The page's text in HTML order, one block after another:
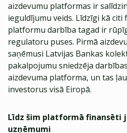
aizdevumu platformas ir
ieguldījumu veids. Līdzīgi kā
platformu darbība tagad ir
regulatoru puses. Pirmā
saņēmusi Latvijas Bankas
pakalpojumu sniedzēja
aizdevuma platforma, un tas
investorus visā Eiropā.
Līdz šim platformā finansēti
uzņēmumi